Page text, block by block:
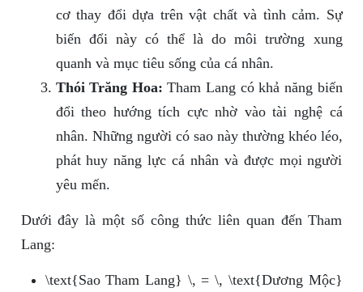
cơ thay đổi dựa trên vật chất và tình cảm. Sự
biến đổi này có thể là do môi trường xung
quanh và mục tiêu sống của cá nhân.
Thói Trăng Hoa: Tham Lang có khả năng biến
đổi theo hướng tích cực nhờ vào tài nghệ cá
nhân. Những người có sao này thường khéo léo,
phát huy năng lực cá nhân và được mọi người
yêu mến.
Dưới đây là một số công thức liên quan đến Tham
Lang:
\text{Sao Tham Lang} \, = \, \text{Dương Mộc}